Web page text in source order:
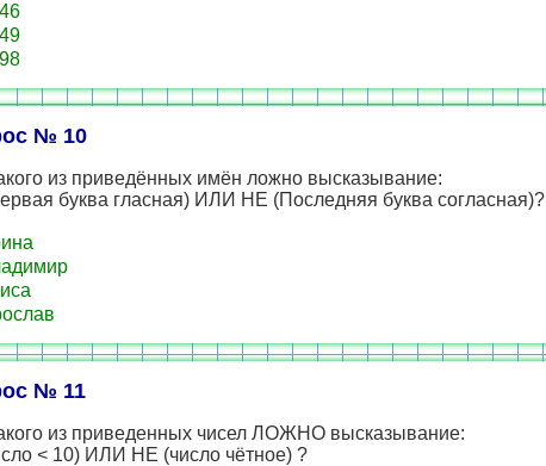
№ 10
из приведённых имён ложно высказывание:
буква гласная) ИЛИ НЕ (Последняя буква согласная)?
№ 11
из приведенных чисел ЛОЖНО высказывание:
< 10) ИЛИ НЕ (число чётное) ?